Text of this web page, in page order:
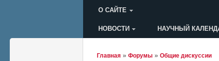
О САЙТЕ
Меню пользователя
НОВОСТИ НАУЧНЫЙ
Главная » Форумы » Общие дискуссии